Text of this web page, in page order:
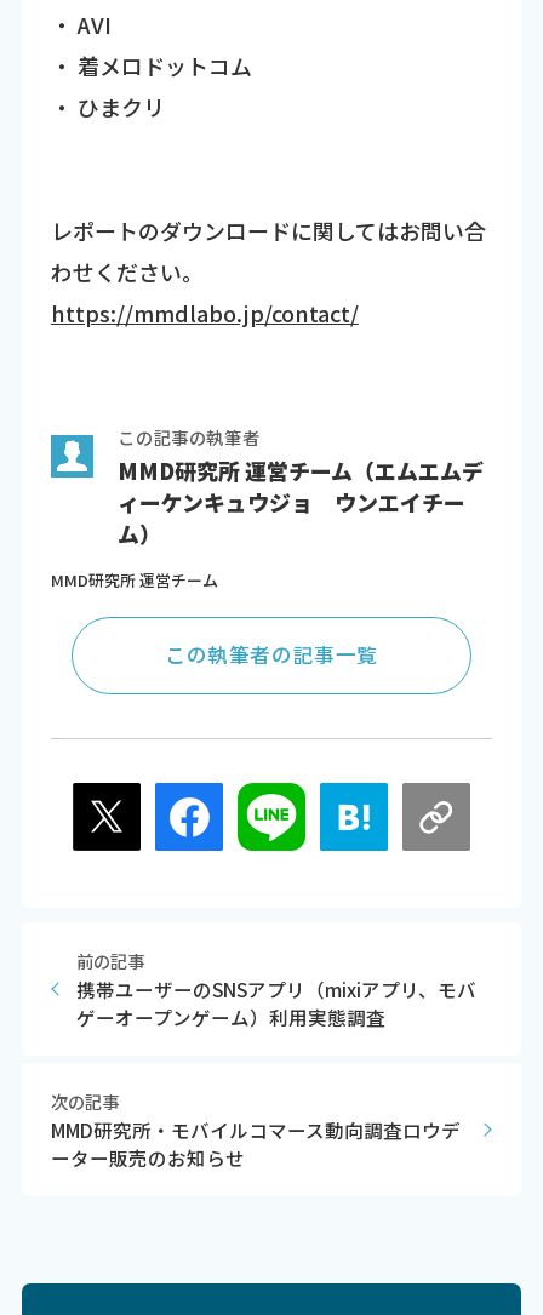
・ AVI
・ 着メロドットコム
・ ひまクリ
レポートのダウンロードに関してはお問い合
わせください。
https://mmdlabo.jp/contact/
この記事の執筆者
MMD研究所 運営チーム（エムエムデ
ィーケンキュウジョ ウンエイチー
ム）
MMD研究所 運営チーム
この執筆者の記事一覧
前の記事
携帯ユーザーのSNSアプリ（mixiアプリ、モバ
ゲーオープンゲーム）利用実態調査
次の記事
MMD研究所・モバイルコマース動向調査ロウデ
ーター販売のお知らせ